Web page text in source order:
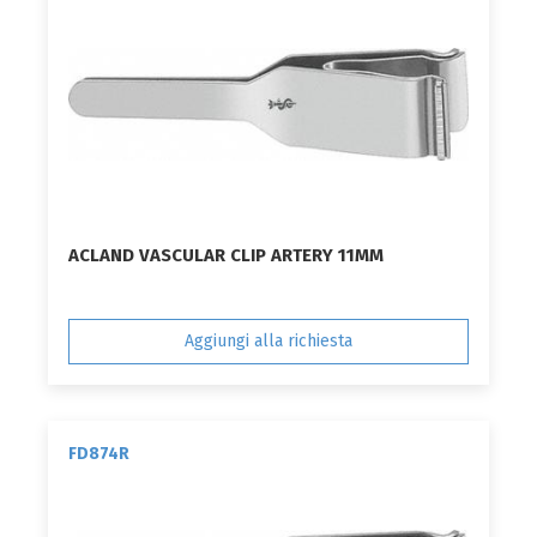
ACLAND VASCULAR CLIP ARTERY 11MM
Aggiungi alla richiesta
FD874R